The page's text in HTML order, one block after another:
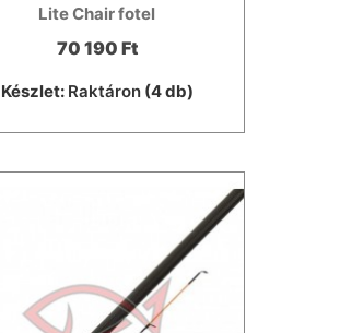
Lite Chair fotel
70 190 Ft
Készlet: Raktáron(4 db)